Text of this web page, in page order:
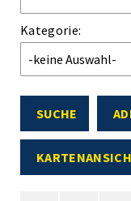
Kategorie:
SUCHE